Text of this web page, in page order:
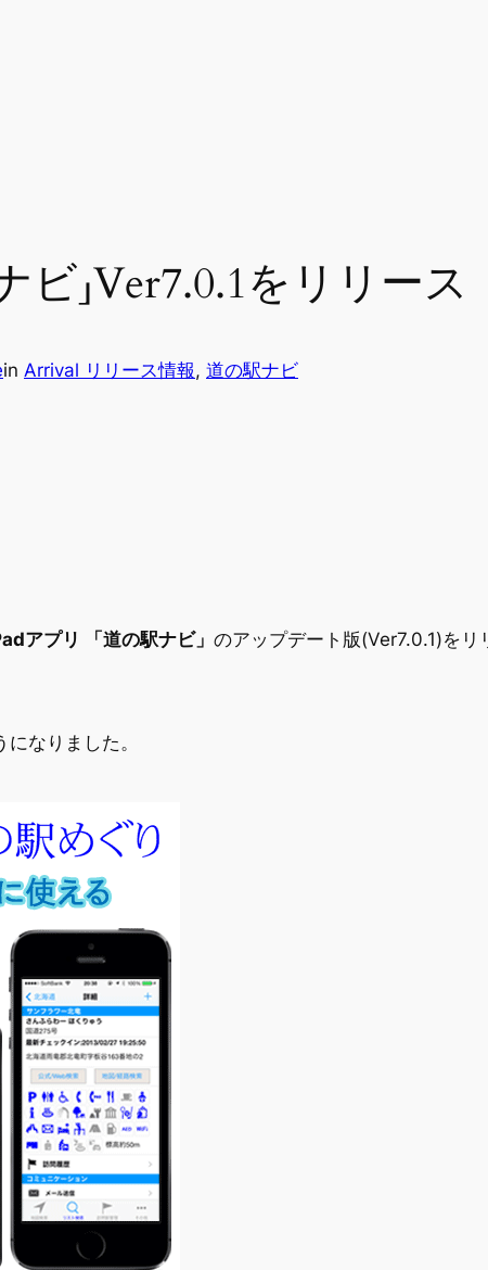
ビ」Ver7.0.1をリリース
in Arrival リリース情報, 道の駅ナビ
アプリ 「道の駅ナビ」 のアップデート版(Ver7.0.1)をリ
なりました。